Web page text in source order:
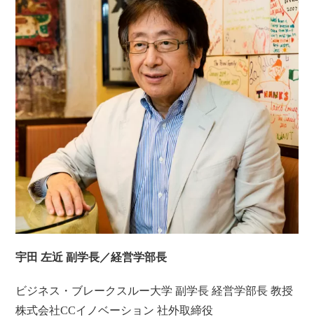
宇田 左近 副学長／経営学部長
ビジネス・ブレークスルー大学 副学長 経営学部長 教授
株式会社CCイノベーション 社外取締役